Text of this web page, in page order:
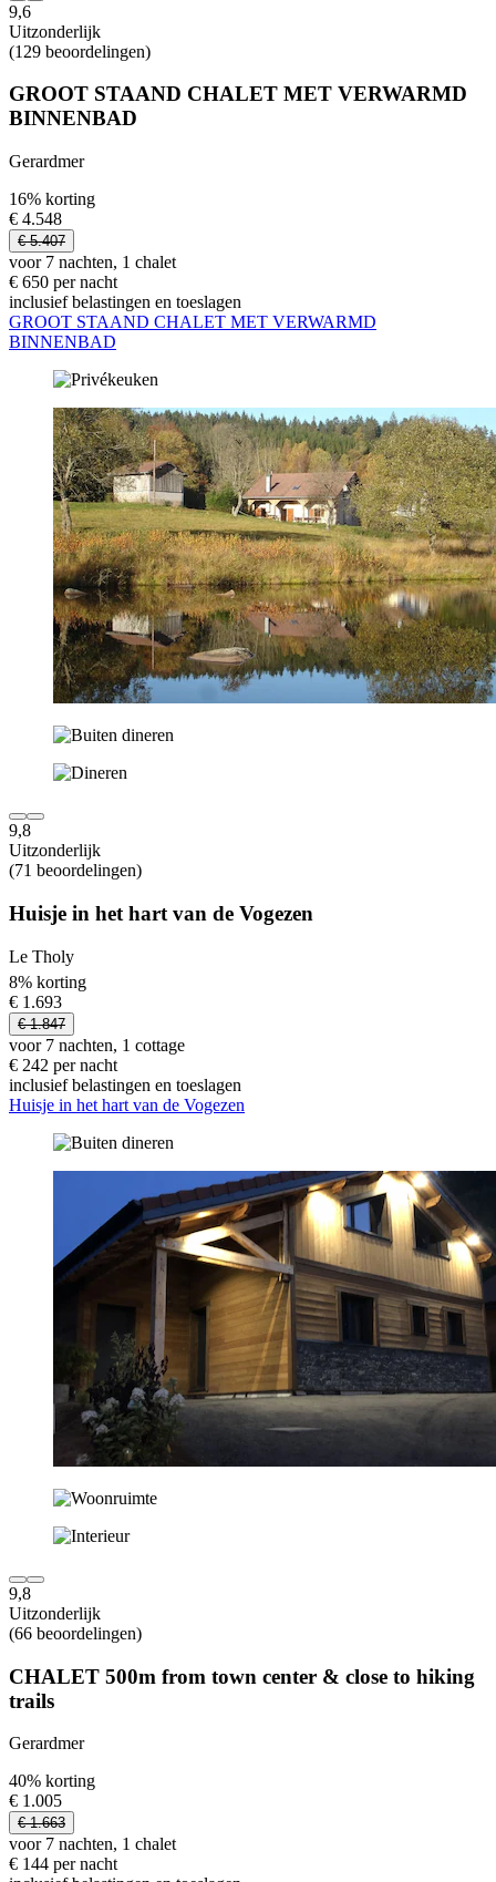
9,6
Uitzonderlijk
(129 beoordelingen)
GROOT STAAND CHALET MET VERWARMD
BINNENBAD
Gerardmer
16% korting
€ 4.548
€ 5.407
voor 7 nachten, 1 chalet
€ 650 per nacht
inclusief belastingen en toeslagen
GROOT STAAND CHALET MET VERWARMD
BINNENBAD
9,8
Uitzonderlijk
(71 beoordelingen)
Huisje in het hart van de Vogezen
Le Tholy
8% korting
€ 1.693
€ 1.847
voor 7 nachten, 1 cottage
€ 242 per nacht
inclusief belastingen en toeslagen
Huisje in het hart van de Vogezen
9,8
Uitzonderlijk
(66 beoordelingen)
CHALET 500m from town center & close to hiking
trails
Gerardmer
40% korting
€ 1.005
€ 1.663
voor 7 nachten, 1 chalet
€ 144 per nacht